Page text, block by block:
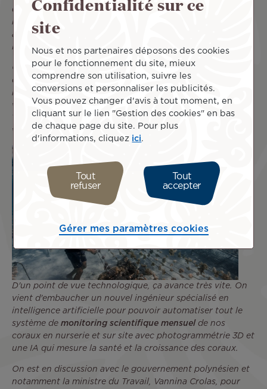
depuis le début de notre action. Cela représente des
milliers d’heures passées sous l’eau, et nous travaillons
avec plus d’une quarantaine d’espèces de coraux à travers
le monde.
On a par exemple, sur la nurserie de Tiaia, une couverture
corallienne qui a énormément augmenté. En 13 mois, le
nombre de poissons sur zone a doublé. C'est excellent de
voir ces résultats. On se développe aussi en Polynésie, aux
Tuamotu, a Ahe et Tikehau, mais aussi àTeahupo’oet on
va aussi ouvrir dans un mois àBora Bora
D'un point de vue technologique, ça avance très vite. On
vient d'embaucher un nouvel ingénieur spécialisé en
intelligence artificielle pour pouvoir automatiser tout le
système de monitoring scientifique mensuel de nos
coraux en nurserie et sur site avec photogrammétrie 3D et
une IA qui mesure la santé et la croissance des coraux.
On est en discussion avec le gouvernement polynésien et
notamment la ministre du Travail, Vannina Crolas, pour
Confidentialité sur ce
site
Nous et nos partenaires déposons des cookies
pour le fonctionnement du site, mieux
comprendre son utilisation, suivre les
conversions et personnaliser les publicités.
Vous pouvez changer d'avis à tout moment, en
cliquant sur le lien "Gestion des cookies" en bas
de chaque page du site. Pour plus
d'informations, cliquez ici.
Tout
refuser
Tout
accepter
Gérer mes paramètres cookies